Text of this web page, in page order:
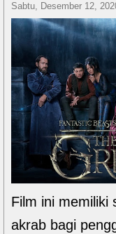
Sabtu, Desember 12,
Film ini memiliki
akrab bagi